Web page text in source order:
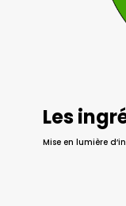
Les
Mise en lumière